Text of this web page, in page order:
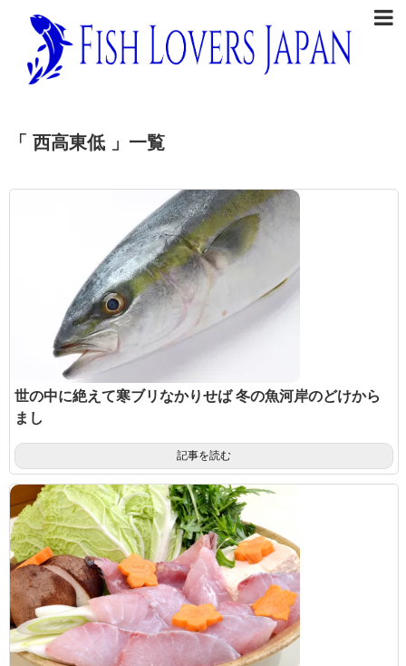
「 西高東低 」一覧
世の中に絶えて寒ブリなかりせば 冬の魚河岸のどけから
まし
記事を読む